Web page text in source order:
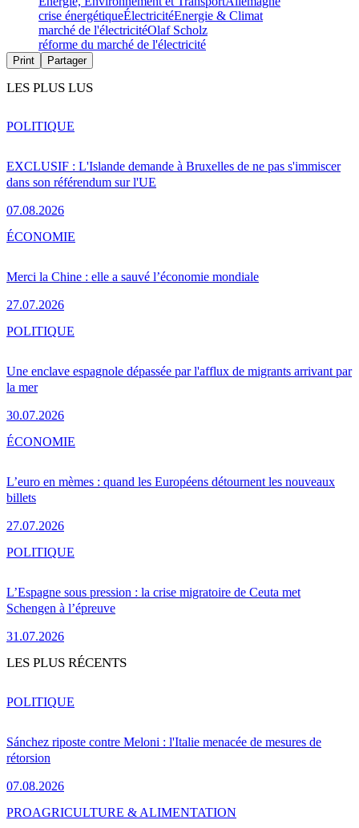
crise énergétiqueÉlectricitéEnergie & Climat
marché de l'électricitéOlaf Scholz
réforme du marché de l'électricité
Print Partager
LES PLUS LUS
EXCLUSIF : L'Islande demande à Bruxelles de ne pas s'immiscer
dans son référendum sur l'UE
07.08.2026
POLITIQUE
Merci la Chine : elle a sauvé l’économie mondiale
27.07.2026
ÉCONOMIE
Une enclave espagnole dépassée par l'afflux de migrants arrivant par
la mer
30.07.2026
POLITIQUE
L’euro en mèmes : quand les Européens détournent les nouveaux
billets
27.07.2026
ÉCONOMIE
L’Espagne sous pression : la crise migratoire de Ceuta met
Schengen à l’épreuve
31.07.2026
POLITIQUE
LES PLUS RÉCENTS
Sánchez riposte contre Meloni : l'Italie menacée de mesures de
rétorsion
07.08.2026
POLITIQUE
PROAGRICULTURE & ALIMENTATION